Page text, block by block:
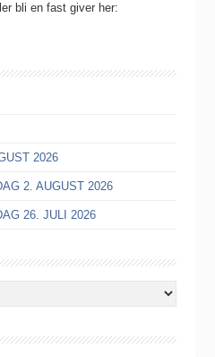
bli en fast giver her:
2026
2. AUGUST 2026
26. JULI 2026